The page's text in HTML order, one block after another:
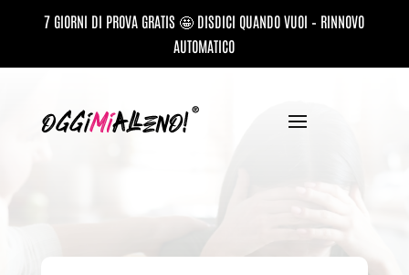
7 GIORNI DI PROVA GRATIS 🤩 DISDICI QUANDO VUOI – RINNOVO
AUTOMATICO